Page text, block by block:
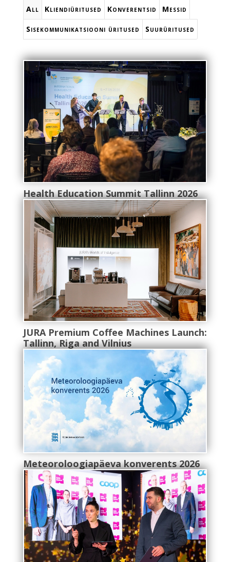
All Kliendiüritused Konverentsid Messid
Sisekommunikatsiooni üritused Suurüritused
Health Education Summit Tallinn 2026
JURA Premium Coffee Machines Launch:
Tallinn, Riga and Vilnius
Meteoroloogiapäeva konverents 2026